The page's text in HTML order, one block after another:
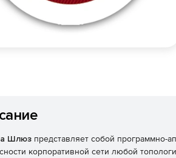
Шлюз представляет собой программно-
корпоративной сети любой